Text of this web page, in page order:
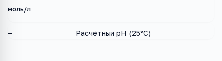
моль/л
— Расчётный pH (25°C)